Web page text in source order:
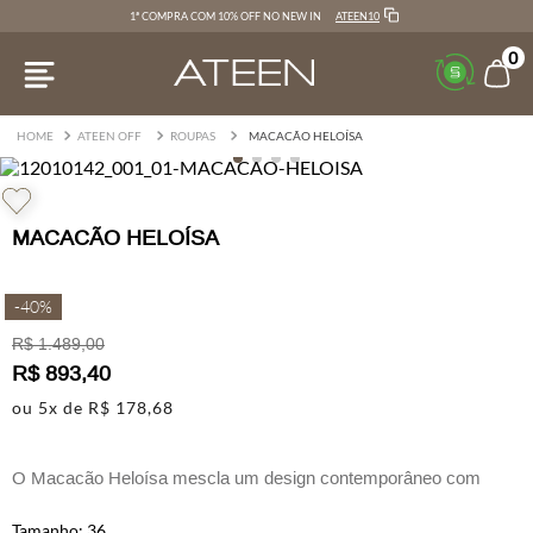
1ª COMPRA COM 10% OFF NO NEW IN ATEEN10
0
ATEEN OFF ROUPAS MACACÃO HELOÍSA
MACACÃO HELOÍSA
-40%
R$ 1.489,00
R$ 893,40
ou 5x de R$ 178,68
O Macacão Heloísa mescla um design contemporâneo com